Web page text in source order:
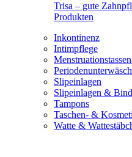
Trisa – gute
Produkten
Inkontinenz
Intimpflege
Slipeinlagen
Slipeinlagen &
Tampons
Taschen- &
Watte &